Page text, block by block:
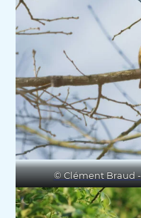
© Clément Braud -